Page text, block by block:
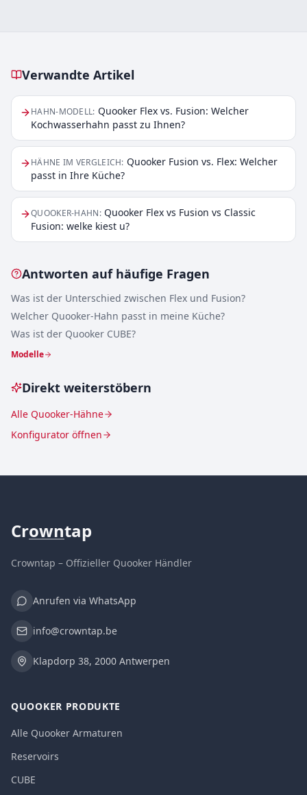
Verwandte Artikel
Verwandte Artikel
HAHN-MODELL: Quooker Flex vs. Fusion: Welcher
Kochwasserhahn passt zu Ihnen?
HÄHNE IM VERGLEICH: Quooker Fusion vs. Flex: Welcher
passt in Ihre Küche?
QUOOKER-HAHN: Quooker Flex vs Fusion vs Classic
Fusion: welke kiest u?
Antworten auf häufige Fragen
Was ist der Unterschied zwischen Flex und Fusion?
Welcher Quooker-Hahn passt in meine Küche?
Was ist der Quooker CUBE?
Modelle
Direkt weiterstöbern
Alle Quooker-Hähne
Konfigurator öffnen
Crowntap
Crowntap – Offizieller Quooker Händler
Anrufen via WhatsApp
info@crowntap.be
Klapdorp 38, 2000 Antwerpen
QUOOKER PRODUKTE
Alle Quooker Armaturen
Reservoirs
CUBE